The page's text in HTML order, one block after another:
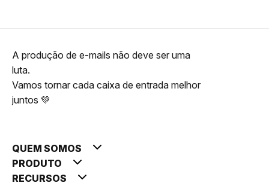
A produção de e-mails não deve ser uma
luta.
Vamos tornar cada caixa de entrada melhor
juntos 💚
QUEM SOMOS
PRODUTO
RECURSOS